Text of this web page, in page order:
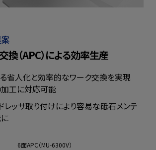
換（APC）による効率生産
省人化と効率的なワーク交換を実現
工に対応可能
レッサ取り付けにより容易な砥石メンテ
6面APC（MU-6300V）